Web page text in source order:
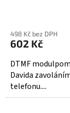
498 Kč bez DPH
602 Kč
DTMF
Davida
telefonu....